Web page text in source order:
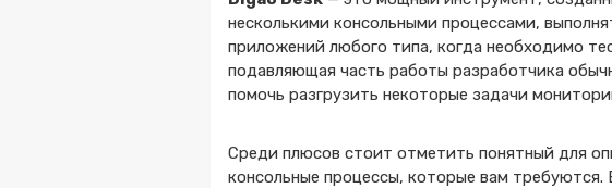
несколькими консольными процессами,
приложений любого типа, когда необходимо
подавляющая часть работы разработчика
помочь разгрузить некоторые задачи
Среди плюсов стоит отметить понятный для
консольные процессы, которые вам